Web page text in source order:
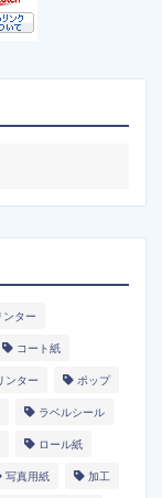
ンター
コート紙
ンター ポップ
ラベルシール
ロール紙
写真用紙 加工